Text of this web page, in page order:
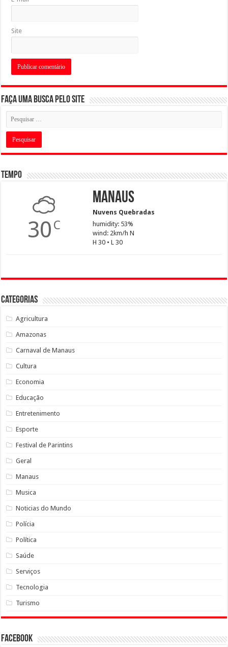
Site
Faça uma busca pelo Site
Tempo
30 C
Manaus
Nuvens Quebradas
humidity: 53%
wind: 2km/h N
H 30 • L 30
Categorias
Agricultura
Amazonas
Carnaval de Manaus
Cultura
Economia
Educação
Entretenimento
Esporte
Festival de Parintins
Geral
Manaus
Musica
Noticias do Mundo
Polícia
Política
Saúde
Serviços
Tecnologia
Turismo
Facebook